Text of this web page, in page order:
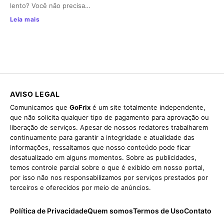
lento? Você não precisa…
Leia mais
AVISO LEGAL
Comunicamos que GoFrix é um site totalmente independente,
que não solicita qualquer tipo de pagamento para aprovação ou
liberação de serviços. Apesar de nossos redatores trabalharem
continuamente para garantir a integridade e atualidade das
informações, ressaltamos que nosso conteúdo pode ficar
desatualizado em alguns momentos. Sobre as publicidades,
temos controle parcial sobre o que é exibido em nosso portal,
por isso não nos responsabilizamos por serviços prestados por
terceiros e oferecidos por meio de anúncios.
Política de PrivacidadeQuem somosTermos de UsoContato